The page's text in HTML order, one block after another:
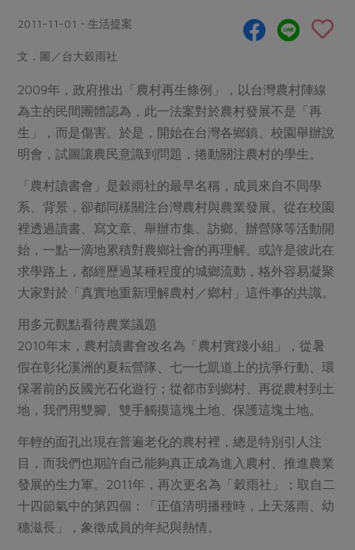
調理食材・點心
調味醬料/南北貨 烘焙
休閒零嘴 沖泡飲品
保健食品
居家好物
美妝保養 個人清潔
家庭清潔 織品
日用品 圖書禮品
防災用品
最新產品
優惠專區
樂齡友善
醬料
湯品．鍋物
漬物
涼拌沙拉
飲品
主題食譜
異國料理
年菜食譜
養身食補
節慶大餐
高麗菜海鮮煎餅
合作25-經典快閃最後一週
合作25-精選產品第四彈
議題活動
主婦聯盟X樂齡網特約優惠案
30%rPET紅烏龍茶
2024農業發展計畫年度報告
更多議題活動
傳到心坎裡，誠心又澎派
關注議題
減硝酸鹽
非基改運動 支持本土農糧
廢核運動 能源議題
減添加物 減塑減廢
綠主張月刊
典藏閱覽室
產品檢驗
自主把關
硝酸鹽檢驗
社員權益
合作社法規
社務專區
選舉專區
最新消息
媒體報導
下載專區
地區活動
社務會議 地區活動
活動報下載
2011-11-01・生活提案
文．圖／台大穀雨社
2009年，政府推出「農村再生條例」，以台灣農村陣線
為主的民間團體認為，此一法案對於農村發展不是「再
生」，而是傷害。於是，開始在台灣各鄉鎮、校園舉辦說
明會，試圖讓農民意識到問題，捲動關注農村的學生。
「農村讀書會」是穀雨社的最早名稱，成員來自不同學
系、背景，卻都同樣關注台灣農村與農業發展。從在校園
裡透過讀書、寫文章、舉辦市集、訪鄉、辦營隊等活動開
始，一點一滴地累積對農鄉社會的再理解。或許是彼此在
求學路上，都經歷過某種程度的城鄉流動，格外容易凝聚
大家對於「真實地重新理解農村／鄉村」這件事的共識。
用多元觀點看待農業議題
2010年末，農村讀書會改名為「農村實踐小組」，從暑
假在彰化溪洲的夏耘營隊、七一七凱道上的抗爭行動、環
保署前的反國光石化遊行；從都市到鄉村、再從農村到土
地，我們用雙腳、雙手觸摸這塊土地、保護這塊土地。
年輕的面孔出現在普遍老化的農村裡，總是特別引人注
目，而我們也期許自己能夠真正成為進入農村、推進農業
發展的生力軍。2011年，再次更名為「穀雨社」；取自二
十四節氣中的第四個：「正值清明播種時，上天落雨、幼
穗滋長」，象徵成員的年紀與熱情。